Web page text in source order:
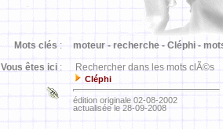
Mots clés : moteur - recherche - Cléphi -
Vous êtes ici : Rechercher dans les mots clÃ©s
Cléphi
édition originale 02-08-2002
actualisée le 28-09-2008